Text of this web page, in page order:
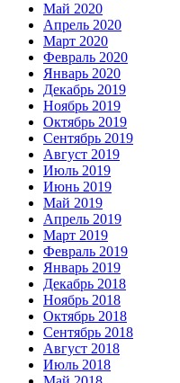
Май 2020
Апрель 2020
Март 2020
Февраль 2020
Январь 2020
Декабрь 2019
Ноябрь 2019
Октябрь 2019
Сентябрь 2019
Август 2019
Июль 2019
Июнь 2019
Май 2019
Апрель 2019
Март 2019
Февраль 2019
Январь 2019
Декабрь 2018
Ноябрь 2018
Октябрь 2018
Сентябрь 2018
Август 2018
Июль 2018